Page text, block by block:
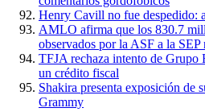
Henry Cavill no fue despedido:
AMLO afirma que los 830.7
observados por la ASF a la SEP
TFJA rechaza intento de Grupo
un crédito fiscal
Shakira presenta exposición de
Grammy